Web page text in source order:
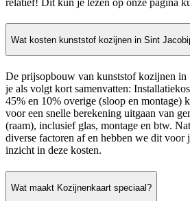
relatief! Dit kun je lezen op onze pagina
Wat kosten kunststof kozijnen in Sint
De prijsopbouw van kunststof kozijnen in
je als volgt kort samenvatten:
45% en 10% overige (sloop en montage)
voor een snelle berekening uitgaan van
(raam), inclusief glas, montage en btw.
diverse factoren af en hebben we dit voor
inzicht in deze kosten.
Wat maakt Kozijnenkaart speciaal?